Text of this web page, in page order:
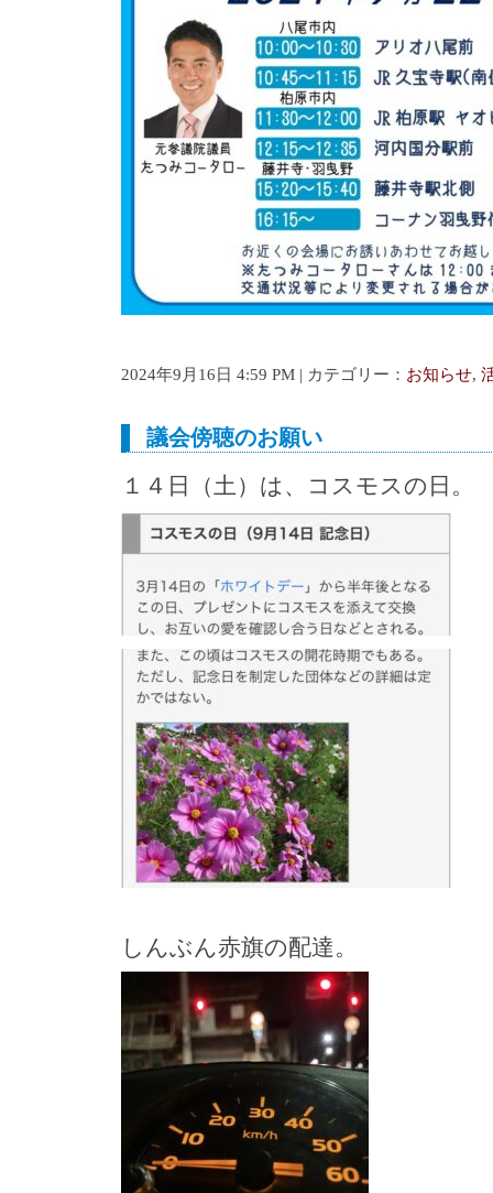
2024年9月16日 4:59 PM | カテゴリー： お知らせ,
議会傍聴のお願い
１４日（土）は、コスモスの日。
しんぶん赤旗の配達。